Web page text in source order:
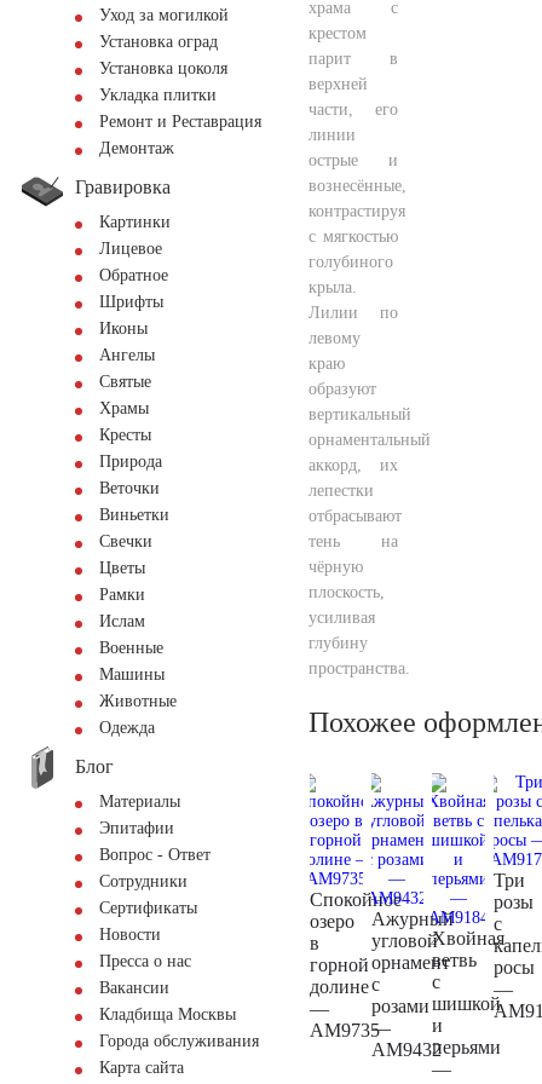
Уход за могилкой
Установка оград
Установка цоколя
Укладка плитки
Ремонт и Реставрация
Демонтаж
Гравировка
Картинки
Лицевое
Обратное
Шрифты
Иконы
Ангелы
Святые
Храмы
Кресты
Природа
Веточки
Виньетки
Свечки
Цветы
Рамки
Ислам
Военные
Машины
Животные
Одежда
Блог
Материалы
Эпитафии
Вопрос - Ответ
Сотрудники
Сертификаты
Новости
Пресса о нас
Вакансии
Кладбища Москвы
Города обслуживания
Карта сайта
храма с
крестом
парит в
верхней
части, его
линии
острые и
вознесённые,
контрастируя
с мягкостью
голубиного
крыла.
Лилии по
левому
краю
образуют
вертикальный
орнаментальный
аккорд, их
лепестки
отбрасывают
тень на
чёрную
плоскость,
усиливая
глубину
пространства.
Похожее
Спокойное
озеро
в
горной
долине
—
AM9735
Ажурный
угловой
орнамент
с
розами
—
AM9432
Хвойная
ветвь
с
шишкой
и
перьями
—
Три
розы
с
росы
—